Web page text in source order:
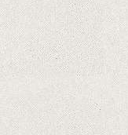
Curtea
Google în
Zvon: